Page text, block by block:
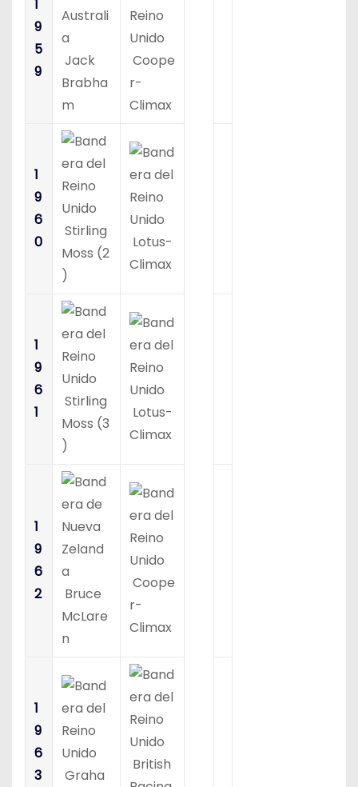
1
9
5
9
Jack
Brabha
m
Coope
r-
Climax
1
9
6
0
Stirling
Moss (2
)
Lotus-
Climax
1
9
6
1
Stirling
Moss (3
)
Lotus-
Climax
1
9
6
2
Bruce
McLare
n
Coope
r-
Climax
1
9
6
3
Graha
British